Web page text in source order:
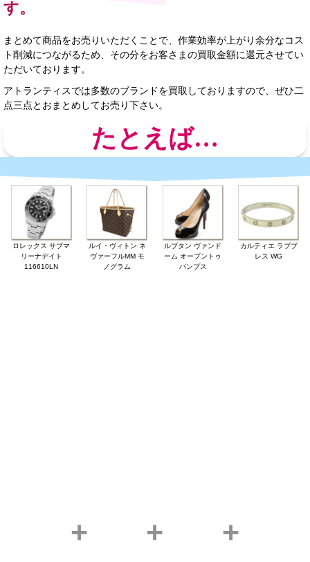
す。
まとめて商品をお売りいただくことで、作業効率が上がり余分なコス
ト削減につながるため、その分をお客さまの買取金額に還元させてい
ただいております。
アトランティスでは多数のブランドを買取しておりますので、ぜひ二
点三点とおまとめしてお売り下さい。
たとえば…
ロレックス サブマ
リーナデイト
116610LN
ルイ・ヴィトン ネ
ヴァーフルMM モ
ノグラム
ルブタン ヴァンド
ーム オープントゥ
パンプス
カルティエ ラブブ
レス WG